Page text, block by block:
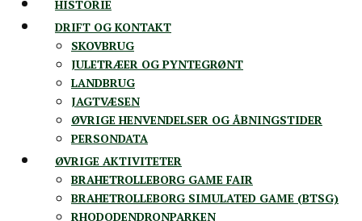
HISTORIE
DRIFT OG KONTAKT
SKOVBRUG
JULETRÆER OG PYNTEGRØNT
LANDBRUG
JAGTVÆSEN
ØVRIGE HENVENDELSER OG ÅBNINGSTIDER
PERSONDATA
ØVRIGE AKTIVITETER
BRAHETROLLEBORG GAME FAIR
BRAHETROLLEBORG SIMULATED GAME (BTSG)
RHODODENDRONPARKEN